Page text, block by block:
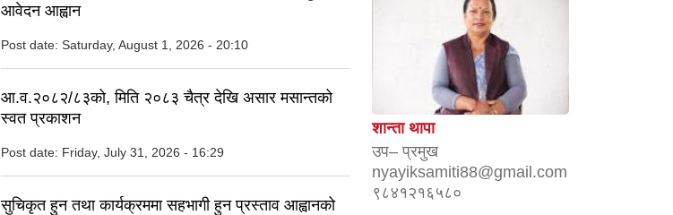
आवेदन आह्वान
Post date: Saturday, August 1, 2026 - 20:10
आ.व.२०८२/८३को, मिति २०८३ चैत्र देखि असार मसान्तको
स्वत प्रकाशन
Post date: Friday, July 31, 2026 - 16:29
सुचिकृत हुन तथा कार्यक्रममा सहभागी हुन प्रस्ताव आह्वानको
शान्ता थापा
उप– प्रमुख
nyayiksamiti88@gmail.com
९८४१२१६५८०